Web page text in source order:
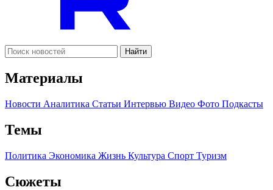
Найти
Материалы
Новости Аналитика Статьи Интервью Видео Фото Подкасты
Темы
Политика Экономика Жизнь Культура Спорт Туризм
Сюжеты